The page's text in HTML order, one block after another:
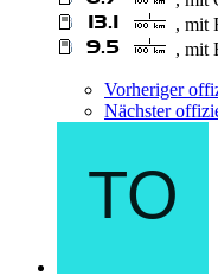
, mit
, mit
Vorheriger
Nächster